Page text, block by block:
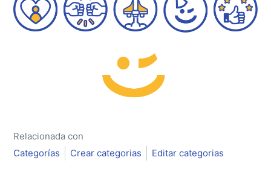
Relacionada con
Categorías
Crear categorias Editar categorias